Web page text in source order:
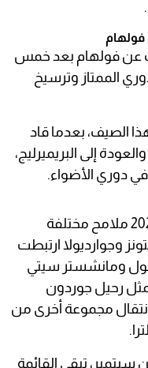
عن فولهام بعد خمس
الممتاز وترسيخ
الصيف، بعدما قاد
إلى البريميرليج،
دوري الأضواء.
تمنح هذه الرحيلات موسم 2026-2027 ملامح مختلفة
وجوارديولا ارتبطت
ومانشستر سيتي
رحيل جوردون
انتقال مجموعة أخرى من
سبتمبر، تبقى القائمة